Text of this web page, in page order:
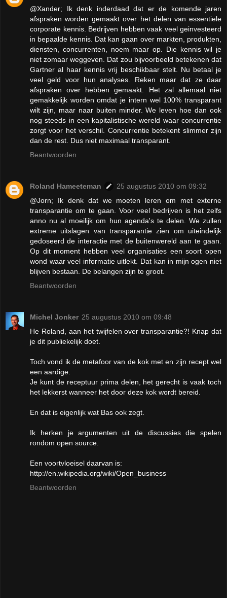
@Xander; Ik denk inderdaad dat er de komende jaren
afspraken worden gemaakt over het delen van essentiele
corporate kennis. Bedrijven hebben vaak veel geinvesteerd
in bepaalde kennis. Dat kan gaan over markten, produkten,
diensten, concurrenten, noem maar op. Die kennis wil je
niet zomaar weggeven. Dat zou bijvoorbeeld betekenen dat
Gartner al haar kennis vrij beschikbaar stelt. Nu betaal je
veel geld voor hun analyses. Reken maar dat ze daar
afspraken over hebben gemaakt. Het zal allemaal niet
gemakkelijk worden omdat je intern wel 100% transparant
wilt zijn, maar naar buiten minder. We leven hoe dan ook
nog steeds in een kapitalistische wereld waar concurrentie
zorgt voor het verschil. Concurrentie betekent slimmer zijn
dan de rest. Dus niet maximaal transparant.
Beantwoorden
Roland Hameeteman
25 augustus 2010 om 09:32
@Jorn; Ik denk dat we moeten leren om met externe
transparantie om te gaan. Voor veel bedrijven is het zelfs
anno nu al moeilijk om hun agenda's te delen. We zullen
extreme uitslagen van transparantie zien om uiteindelijk
gedoseerd de interactie met de buitenwereld aan te gaan.
Op dit moment hebben veel organisaties een soort open
wond waar veel informatie uitlekt. Dat kan in mijn ogen niet
blijven bestaan. De belangen zijn te groot.
Beantwoorden
Michel Jonker 25 augustus 2010 om 09:48
He Roland, aan het twijfelen over transparantie?! Knap dat
je dit publiekelijk doet.
Toch vond ik de metafoor van de kok met en zijn recept wel
een aardige.
Je kunt de receptuur prima delen, het gerecht is vaak toch
het lekkerst wanneer het door deze kok wordt bereid.
En dat is eigenlijk wat Bas ook zegt.
Ik herken je argumenten uit de discussies die spelen
rondom open source.
Een voortvloeisel daarvan is:
http://en.wikipedia.org/wiki/Open_business
Beantwoorden